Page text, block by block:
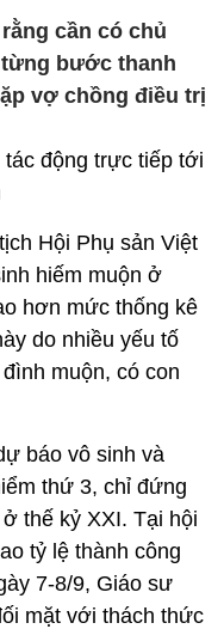
cần có chủ
bước thanh
vợ chồng điều trị
động trực tiếp tới
Hội Phụ sản Việt
hiếm muộn ở
hơn mức thống kê
do nhiều yếu tố
muộn, có con
báo vô sinh và
thứ 3, chỉ đứng
thế kỷ XXI. Tại hội
tỷ lệ thành công
7-8/9, Giáo sư
mặt với thách thức